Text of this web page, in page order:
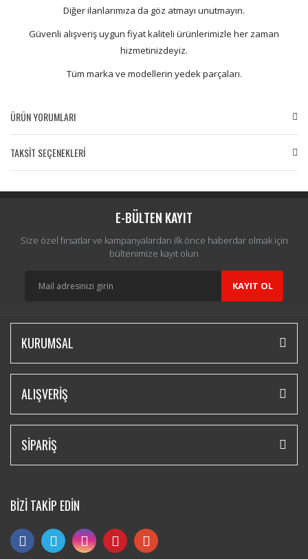
Diğer ilanlarımıza da göz atmayı unutmayın.
Güvenli alışveriş uygun fiyat kaliteli ürünlerimizle her zaman
hizmetinizdeyiz.
Tüm marka ve modellerin yedek parçaları.
ÜRÜN YORUMLARI
Yorum Yaz
TAKSİT SEÇENEKLERİ
E-BÜLTEN KAYIT
Size özel fırsatlar ve kampanyalardan ilk önce haberdar olmak için
bültenimize kayıt olun
KAYIT OL
KURUMSAL
ALIŞVERİŞ
SİPARİŞ
BİZİ TAKİP EDİN